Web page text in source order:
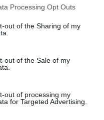
this website/app uses one or
visit or usage behaviour. You
to Google and its third-
below specified purposes in
Processing Opt Outs
out of the Sharing of my
out of the Sale of my
out of processing my
for Targeted Advertising.
művészetét számos
A Szovjetunió
Állami-díjas, a
a Dance
Oscart, a Francia
választotta, és
novemberében halt
azóta is világszerte